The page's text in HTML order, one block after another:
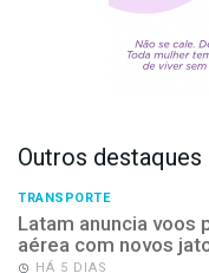
Outros destaques
TRANSPORTE
Latam anuncia voos
aérea com novos
HÁ 5 DIAS